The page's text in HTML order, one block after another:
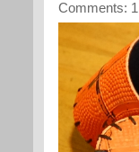
Comments: 1